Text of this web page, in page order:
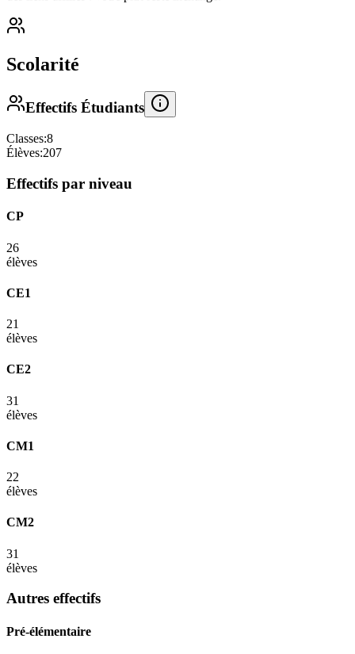
Scolarité
Effectifs Étudiants
Classes:8
Élèves:207
Effectifs par niveau
CP
26
élèves
CE1
21
élèves
CE2
31
élèves
CM1
22
élèves
CM2
31
élèves
Autres effectifs
Pré-élémentaire